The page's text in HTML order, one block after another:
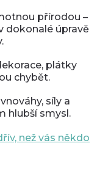
přírodou –
dokonalé úpravě
plátky
chybět.
síly a
hlubší smysl.
než vás někdo